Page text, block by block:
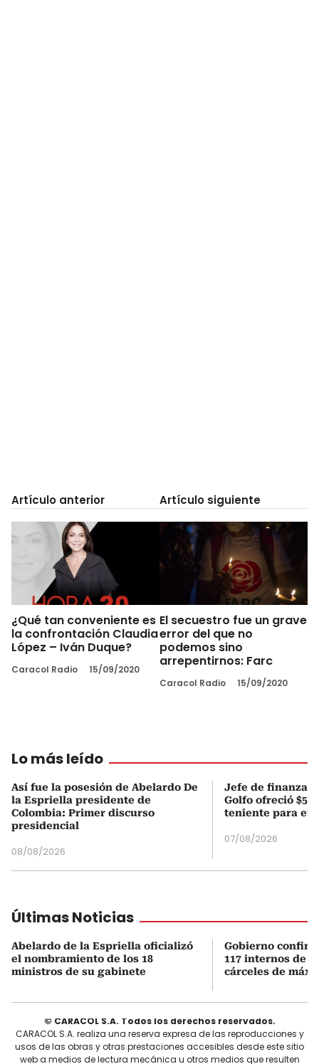
Artículo anterior
¿Qué tan conveniente es
la confrontación Claudia
López – Iván Duque?
Caracol Radio 15/09/2020
Artículo siguiente
El secuestro fue un grave
error del que no
podemos sino
arrepentirnos: Farc
Caracol Radio 15/09/2020
Lo más leído
Así fue la posesión de Abelardo De
la Espriella presidente de
Colombia: Primer discurso
presidencial
08/08/2026
Jefe de finanzas
Golfo ofreció
teniente para
07/08/2026
Últimas Noticias
Abelardo de la Espriella oficializó
el nombramiento de los 18
ministros de su gabinete
Gobierno
117 internos de
cárceles de
© CARACOL S.A. Todos los derechos reservados.
CARACOL S.A. realiza una reserva expresa de las reproducciones y
usos de las obras y otras prestaciones accesibles desde este sitio
web a medios de lectura mecánica u otros medios que resulten